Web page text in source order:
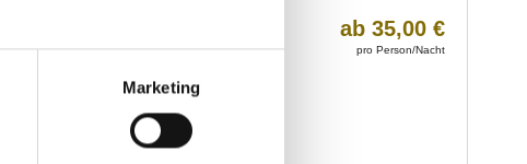
Marketing